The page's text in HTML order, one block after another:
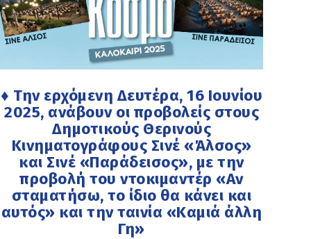
♦ Την ερχόμενη Δευτέρα, 16 Ιουνίου
2025, ανάβουν οι προβολείς στους
Δημοτικούς Θερινούς
Κινηματογράφους Σινέ «Άλσος»
και Σινέ «Παράδεισος», με την
προβολή του ντοκιμαντέρ «Αν
σταματήσω, το ίδιο θα κάνει και
αυτός» και την ταινία «Καμιά άλλη
Γη»